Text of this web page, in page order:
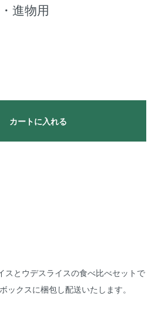
進物用
カートに入れる
スとウデスライスの食べ比べセットで
ックスに梱包し配送いたします。